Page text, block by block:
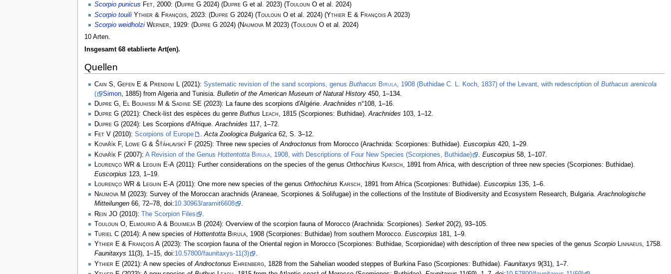
Scorpio punicus Fet, 2000: (Dupre G2024) (Dupre Get al. 2023) (Touloun Oet al. 2024)
Scorpio touili Ythier & François, 2023: (Dupre G2024) (Touloun Oet al. 2024) (Ythier E & François A2023)
Scorpio weidholzi Werner, 1929: (Dupre G2024) (Naumova M 2023) (Touloun Oet al. 2024)
10 Arten.
Insgesamt 68 etablierte Art(en).
Quellen
Cain S, Gefen E & Prendini L(2021): Systematic revision of the sand scorpions, genus Buthacus Birula, 1908 (Buthidae C. L. Koch, 1837) of the Levant, with redescription of Buthacus arenicola
(
Simon, 1885) from Algeria and Tunisia. Bulletin of the American Museum of Natural History450, 1–134.
Dupre G, El Bouhissi M & Sadine SE(2023): La faune des scorpions d'Algérie.Arachnides n°108, 1–16.
Dupre G(2021): Check-list des espèces du genre Buthus Leach, 1815 (Scorpiones: Buthidae).Arachnides 103, 1­–12.
Dupre G(2024): Les Scorpions d'Afrique. Arachnides 117, 1–72.
Fet V (2010): Scorpions of Europe .Acta Zoologica Bulgarica62, S. 3–12.
Kovařík F, Lowe G & Šťáhlavský F(2025): Three new species ofAndroctonus from Morocco (Arachnida: Scorpiones: Buthidae). Euscorpius 420, 1–29.
Kovařík F(2007): A Revision of the Genus Hottentotta Birula, 1908, with Descriptions of Four New Species (Scorpiones, Buthidae) Euscorpius 58, 1–107.
Lourenço WR & Leguin E-A(2011): Further considerations on the species of the genus Orthochirus Karsch , 1891 from Africa, with description of three new species (Scorpiones: Buthidae).
Euscorpius 123, 1–19.
Lourenço WR & Leguin E-A(2011): One more new species of the genus Orthochirus Karsch, 1891 from Africa (Scorpiones: Buthidae). Euscorpius 135, 1–6.
Naumova M (2023): Survey of the Moroccan arachnids (Araneae, Scorpiones & Solifugae) in the collections of the Institute of Biodiversity and Ecosystem Research, Bulgaria.Arachnologische
Mitteilungen66, 72–78, doi:10.30963/aramit6608
.
Rein JO(2010): The Scorpion Files
Touloun O, Elmourid A & Bouimeja B (2024): Overview of the scorpion fauna of Morocco (Arachnida: Scorpiones). Serket20(2), 93–105.
Turiel C(2014): A new species of Hottentotta Birula, 1908 (Scorpiones: Buthidae) from southern Morocco. Euscorpius 181, 1–9.
Ythier E & François A(2023): The scorpion fauna of the Oriental region in Morocco (Scorpiones: Buthidae, Scorpionidae) with description of three new species of the genus Scorpio Linnaeus, 1758.
Faunitaxys 11(3), 1–15, doi:10.57800/faunitaxys-11(3)
.
Ythier E (2021): A new species of Androctonus Ehrenberg, 1828 from the Sahelian wooded steppes of Burkina Faso (Scorpiones: Buthidae). Faunitaxys 9(31), 1–7.